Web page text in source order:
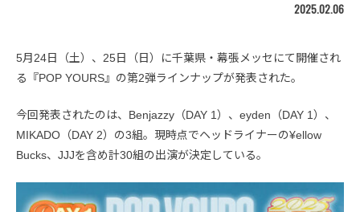
2025.02.06
5月24日（土）、25日（日）に千葉県・幕張メッセにて開催され
る『POP YOURS』の第2弾ラインナップが発表された。
今回発表されたのは、Benjazzy（DAY 1）、eyden（DAY 1）、
MIKADO（DAY 2）の3組。現時点でヘッドライナーの¥ellow
Bucks、JJJを含め計30組の出演が決定している。